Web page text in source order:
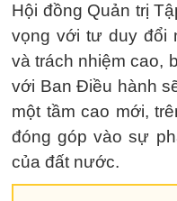
Hội đồng Quản trị
vọng với tư duy đổi
và trách nhiệm cao,
với Ban Điều hành
một tầm cao mới,
đóng góp vào sự
của đất nước.